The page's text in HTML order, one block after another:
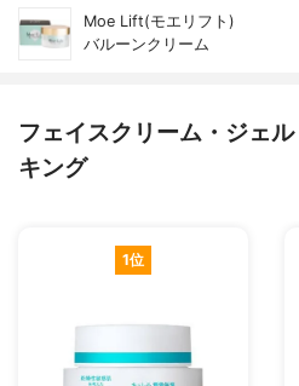
Moe Lift(モエリフト)
バルーンクリーム
フェイスクリーム・ジェ
キング
1位